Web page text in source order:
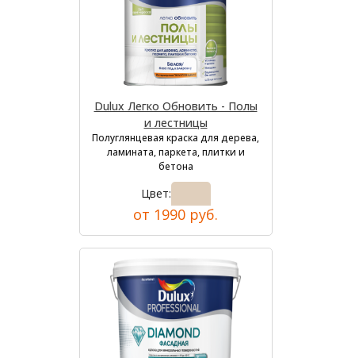
Dulux Легко Обновить - Полы
и лестницы
Полуглянцевая краска для дерева,
ламината, паркета, плитки и
бетона
Цвет:
от 1990 руб.